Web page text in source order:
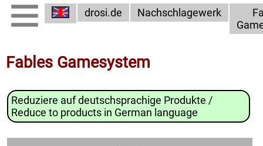
drosi.de Nachschlagewerk
Fables Gamesystem
Reduziere auf deutschsprachige Produkte /
Reduce to products in German language